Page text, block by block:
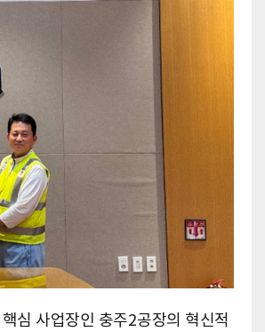
심 사업장인 충주2공장의 혁신적